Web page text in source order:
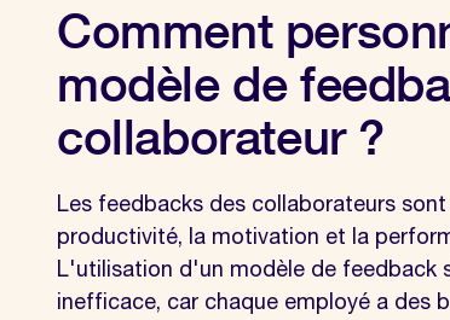
Comment
modèle de
collaborateur ?
Les feedbacks des collaborateurs
productivité, la motivation et la
L'utilisation d'un modèle de feedback
inefficace, car chaque employé a des